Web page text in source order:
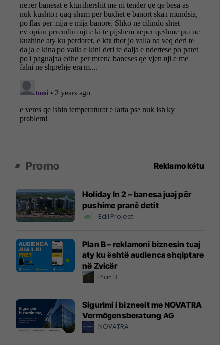
Promo Reklamo këtu
Holiday In 2 – banesa juaj për
pushime pranë detit
Edil Project
Plan B – reklamoni biznesin tuaj
aty ku është audienca shqiptare
në Zvicër
Plan B
Sigurimi i biznesit me NOVATRA
Vermögensberatung AG
NOVATRA